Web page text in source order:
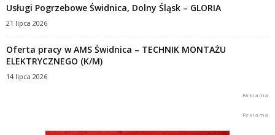
Usługi Pogrzebowe Świdnica, Dolny Śląsk – GLORIA
21 lipca 2026
Oferta pracy w AMS Świdnica – TECHNIK MONTAŻU
ELEKTRYCZNEGO (K/M)
14 lipca 2026